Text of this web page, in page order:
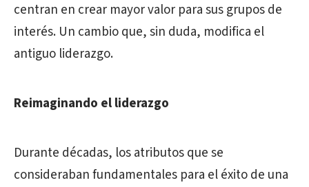
centran en crear mayor valor para sus grupos de
interés. Un cambio que, sin duda, modifica el
antiguo liderazgo.
Reimaginando el liderazgo
Durante décadas, los atributos que se
consideraban fundamentales para el éxito de una